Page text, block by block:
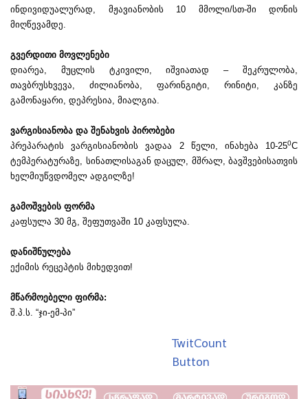
ინდივიდუალურად, მჟავიანობის 10 მმოლი/სთ-ში დონის
მიღწევამდე.
გვერდითი მოვლენები
დიარეა, მუცლის ტკივილი, იშვიათად – შეკრულობა,
თავბრუსხვევა, ძილიანობა, ფარინგიტი, რინიტი, კანზე
გამონაყარი, დეპრესია, მიალგია.
ვარგისიანობა და შენახვის პირობები
პრეპარატის ვარგისიანობის ვადაა 2 წელი, ინახება 10-250C
ტემპერატურაზე, სინათლისაგან დაცულ, მშრალ, ბავშვებისათვის
ხელმიუწვდომელ ადგილზე!
გამოშვების ფორმა
კაფსულა 30 მგ, შეფუთვაში 10 კაფსულა.
დანიშნულება
ექიმის რეცეპტის მიხედვით!
მწარმოებელი ფირმა:
შ.პ.ს. “ჯი-ემ-პი”
TwitCount
Button